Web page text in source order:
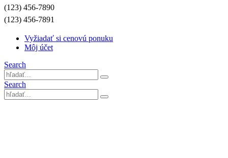
(123) 456-7890
(123) 456-7891
Vyžiadať si cenovú ponuku
Môj účet
Search
Search